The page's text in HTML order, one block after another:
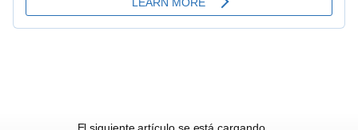
El siguiente artículo se está cargando